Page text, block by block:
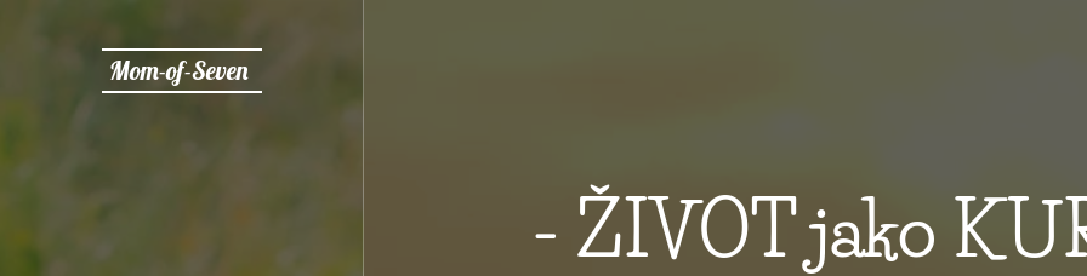
Mom-of-Seven
- ŽIVOT jako